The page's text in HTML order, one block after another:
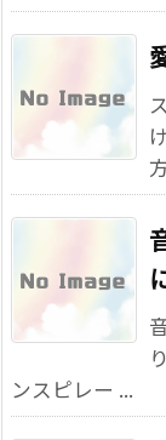
ンスピレー ...